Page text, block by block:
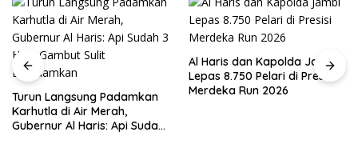
Turun Langsung Padamkan
Karhutla di Air Merah,
Gubernur Al Haris: Api Sudah
Al Haris dan Kapolda Jambi
Lepas 8.750 Pelari di Presisi
Merdeka Run 2026